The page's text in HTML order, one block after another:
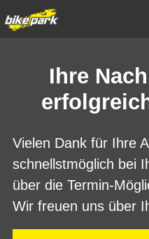
Ihre
Vielen Dank für Ihre
schnellstmöglich bei
über die Termin-
Wir freuen uns über